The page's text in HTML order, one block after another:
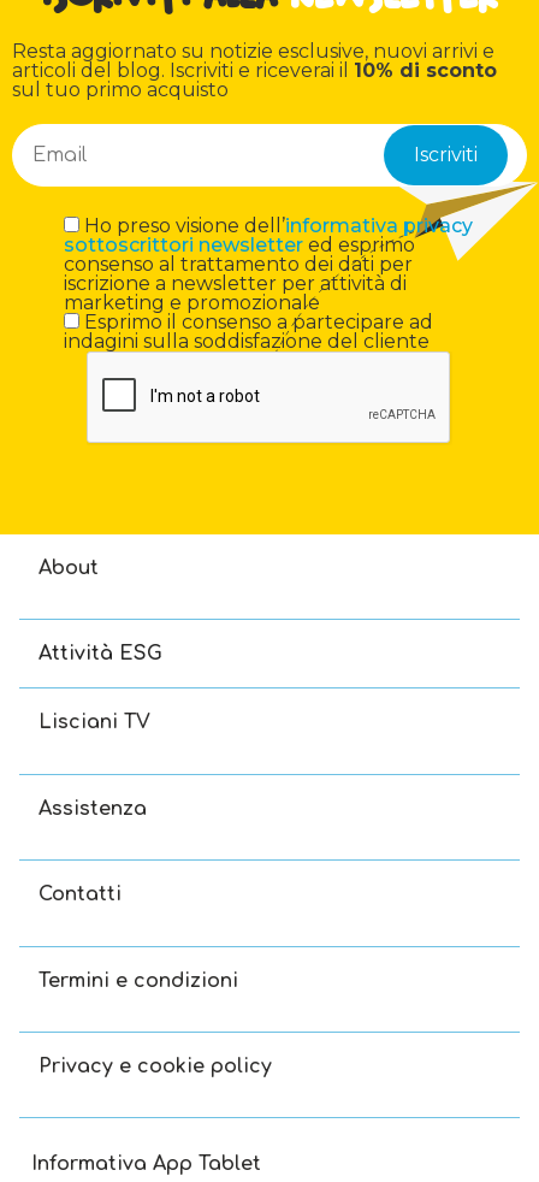
Resta aggiornato su notizie esclusive, nuovi arrivi e
articoli del blog. Iscriviti e riceverai il 10% di sconto
sul tuo primo acquisto
Ho preso visione dell’informativa privacy
sottoscrittori newslettered esprimo
consenso al trattamento dei dati per
iscrizione a newsletter per attività di
marketing e promozionale
Esprimo il consenso a partecipare ad
indagini sulla soddisfazione del cliente
About
Attività ESG
Lisciani TV
Assistenza
Contatti
Termini e condizioni
Privacy e cookie policy
Informativa App Tablet